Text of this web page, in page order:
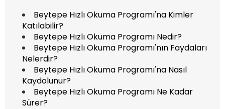
Beytepe Hızlı Okuma Programı'na Kimler
Katılabilir?
Beytepe Hızlı Okuma Programı Nedir?
Beytepe Hızlı Okuma Programı'nın Faydaları
Nelerdir?
Beytepe Hızlı Okuma Programı'na Nasıl
Kaydolunur?
Beytepe Hızlı Okuma Programı Ne Kadar
Sürer?